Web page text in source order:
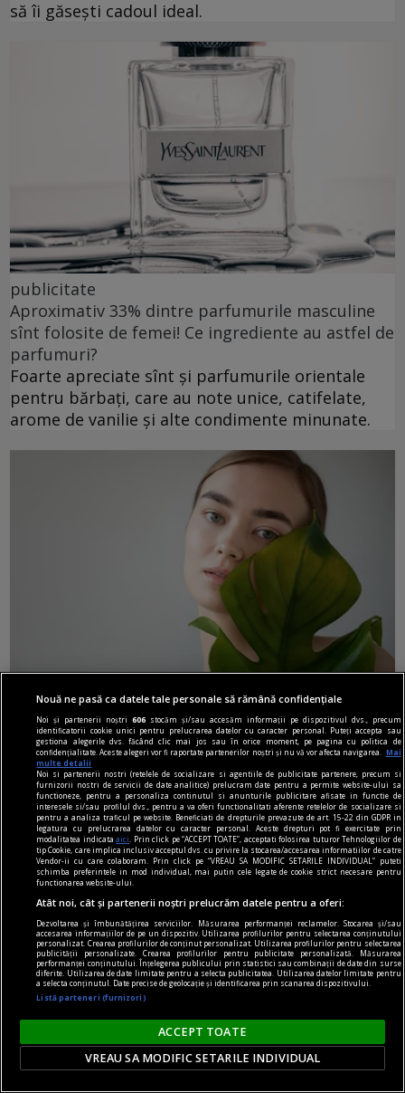
să îi găsești cadoul ideal.
publicitate
Aproximativ 33% dintre parfumurile masculine
sînt folosite de femei! Ce ingrediente au astfel de
parfumuri?
Foarte apreciate sînt și parfumurile orientale
pentru bărbați, care au note unice, catifelate,
arome de vanilie și alte condimente minunate.
publicitate
6 produse de îngrijire care să nu îți lipsească din
trusa cosmetică
Toate acestea au proprietăți extraordinare și te
pot ajuta să îți menții pielea tînără și frumoasă
pentru cît mai mult timp.
Nouă ne pasă ca datele tale personale să rămână confidențiale
Noi și partenerii noștri606 stocăm și/sau accesăm informații pe dispozitivul dvs., precum
identificatorii cookie unici pentru prelucrarea datelor cu caracter personal. Puteți accepta sau
gestiona alegerile dvs. făcând clic mai jos sau în orice moment, pe pagina cu politica de
confidențialitate. Aceste alegeri vor fi raportate partenerilor noștri și nu vă vor afecta navigarea.
Mai
multe detalii
Noi si partenerii nostri (retelele de socializare si agentiile de publicitate partenere, precum si
furnizorii nostri de servicii de date analitice) prelucram date pentru a permite website-ului sa
functioneze, pentru a personaliza continutul si anunturile publicitare afisate in functie de
interesele si/sau profilul dvs., pentru a va oferi functionalitati aferente retelelor de socializare si
pentru a analiza traficul pe website. Beneficiati de drepturile prevazute de art. 15-22 din GDPR in
legatura cu prelucrarea datelor cu caracter personal. Aceste drepturi pot fi exercitate prin
modalitatea indicataaici
. Prin click pe “ACCEPT TOATE”, acceptati folosirea tuturor Tehnologiilor de
tip Cookie, care implica inclusiv acceptul dvs. cu privire la stocarea/accesarea informatiilor de catre
Vendor-ii cu care colaboram. Prin click pe “VREAU SA MODIFIC SETARILE INDIVIDUAL” puteti
schimba preferintele in mod individual, mai putin cele legate de cookie strict necesare pentru
functionarea website-ului.
Atât noi, cât și partenerii noștri prelucrăm datele pentru a oferi:
Dezvoltarea și îmbunătățirea serviciilor. Măsurarea performanței reclamelor. Stocarea și/sau
accesarea informațiilor de pe un dispozitiv. Utilizarea profilurilor pentru selectarea conținutului
personalizat. Crearea profilurilor de conținut personalizat. Utilizarea profilurilor pentru selectarea
publicității personalizate. Crearea profilurilor pentru publicitate personalizată. Măsurarea
performanței conținutului. Înțelegerea publicului prin statistici sau combinații de date din surse
diferite. Utilizarea de date limitate pentru a selecta publicitatea. Utilizarea datelor limitate pentru
a selecta conținutul. Date precise de geolocație și identificarea prin scanarea dispozitivului.
Listă parteneri (furnizori)
ACCEPT TOATE
VREAU SA MODIFIC SETARILE INDIVIDUAL